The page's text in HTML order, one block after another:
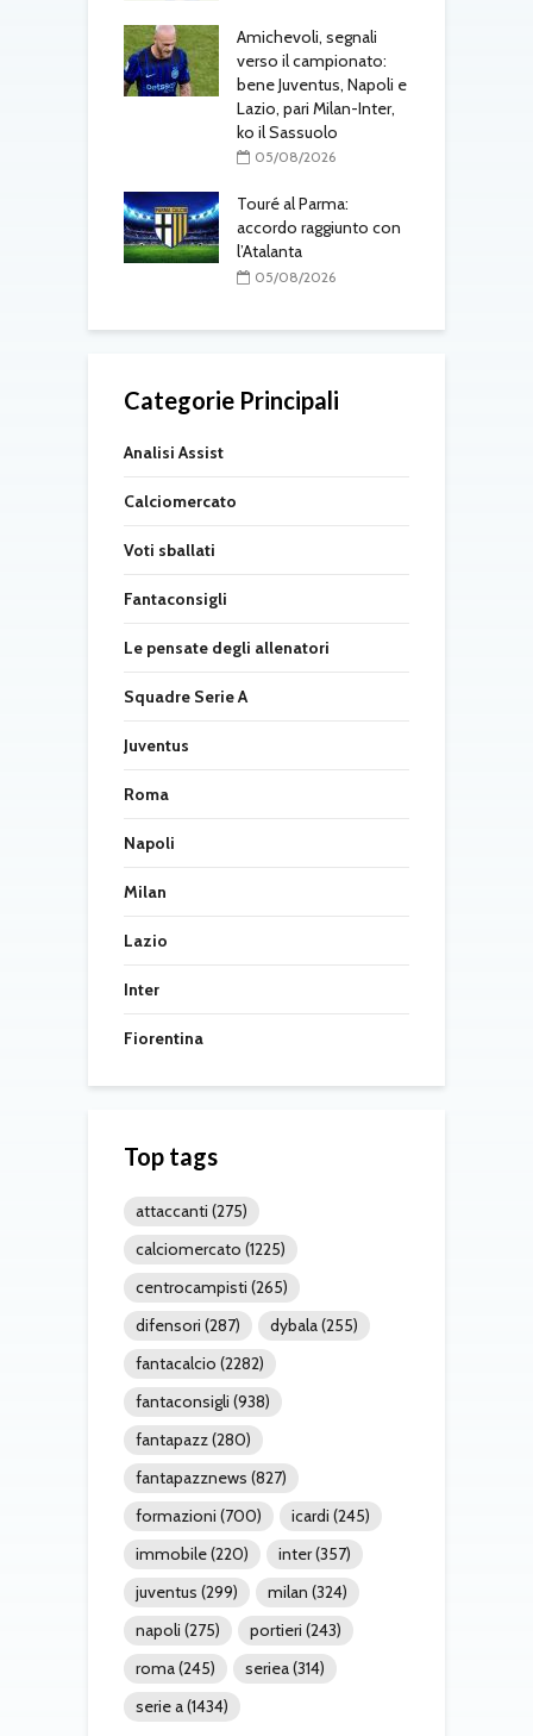
Amichevoli, segnali
verso il campionato:
bene Juventus, Napoli e
Lazio, pari Milan-Inter,
ko il Sassuolo
05/08/2026
Touré al Parma:
accordo raggiunto con
l’Atalanta
05/08/2026
Categorie Principali
Analisi Assist
Calciomercato
Voti sballati
Fantaconsigli
Le pensate degli allenatori
Squadre Serie A
Juventus
Roma
Napoli
Milan
Lazio
Inter
Fiorentina
Top tags
attaccanti (275)
calciomercato (1225)
centrocampisti (265)
difensori (287) dybala(255)
fantacalcio (2282)
fantaconsigli (938)
fantapazz(280)
fantapazznews (827)
formazioni (700) icardi (245)
immobile(220) inter(357)
juventus (299) milan (324)
napoli (275) portieri (243)
roma(245) seriea(314)
serie a(1434)